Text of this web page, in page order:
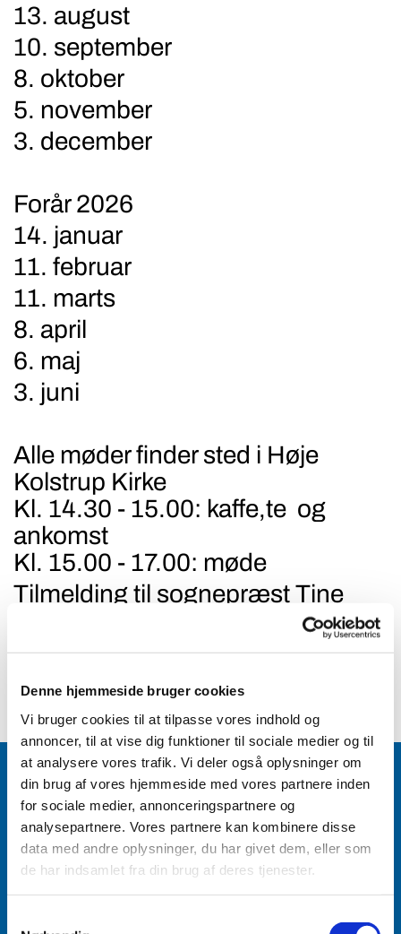
Denne hjemmeside bruger cookies
Vi bruger cookies til at tilpasse vores indhold og
annoncer, til at vise dig funktioner til sociale medier og til
at analysere vores trafik. Vi deler også oplysninger om
din brug af vores hjemmeside med vores partnere inden
for sociale medier, annonceringspartnere og
analysepartnere. Vores partnere kan kombinere disse
data med andre oplysninger, du har givet dem, eller som
de har indsamlet fra din brug af deres tjenester.
13. august
10. september
8. oktober
5. november
3. december
Forår 2026
14. januar
11. februar
11. marts
8. april
6. maj
3. juni
Alle møder finder sted i Høje
Kolstrup Kirke
Kl. 14.30 - 15.00: kaffe,te og
ankomst
Kl. 15.00 - 17.00: møde
Tilmelding til sognepræst Tine
mail tba@km.dk eller på
Accepter venligst marketingcookies for at se
dette indhold.